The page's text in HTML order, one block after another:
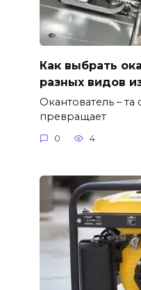
Как выбрать
разных видов
Окантователь – та
превращает
0 4